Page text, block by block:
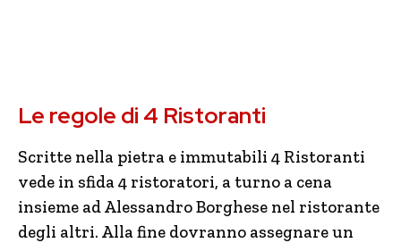
Le regole di 4 Ristoranti
Scritte nella pietra e immutabili 4 Ristoranti
vede in sfida 4 ristoratori, a turno a cena
insieme ad Alessandro Borghese nel ristorante
degli altri. Alla fine dovranno assegnare un